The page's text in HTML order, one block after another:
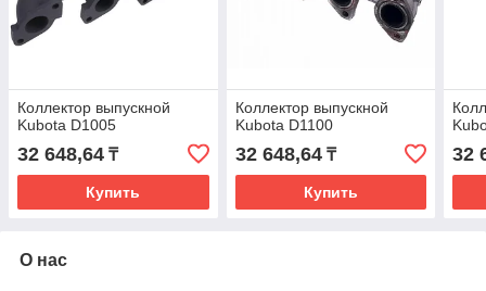
Коллектор выпускной
Kubota D1005
32 648,64 ₸
Купить
Коллектор выпускной
Kubota D1100
32 648,64₸
Купить
32
О нас